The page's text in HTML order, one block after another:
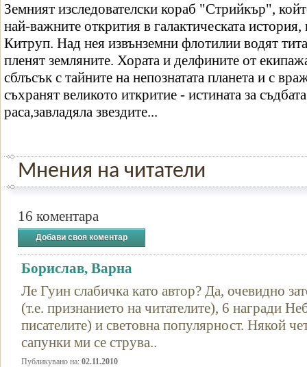
Земният изследователски кораб "Стрийкър",
най-важните открития в галактическата история,
Китруп. Над нея извънземни флотилии водят
пленят земляните. Хората и делфините от
сблъсък с тайните на непознатата планета и с
съхранят великото иткритие - истината за
раса,завладяла звездите...
Мнения на читатели
16 коментара
Добави своя коментар
Борислав, Варна
Ле Гуин слабичка като автор? Да, очевидно
(т.е. признанието на читателите), 6 награди
писателите) и световна популярност. Някой
сапунки ми се струва..
Публикувано на: 02.11.2010